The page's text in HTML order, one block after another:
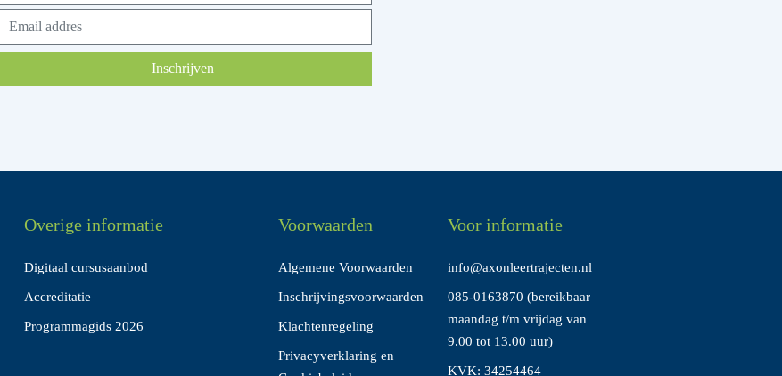
Inschrijven
Overige informatie
Digitaal cursusaanbod
Accreditatie
Programmagids 2026
Voorwaarden
Algemene Voorwaarden
Inschrijvingsvoorwaarden
Klachtenregeling
Privacyverklaring en
Voor informatie
info@axonleertrajecten.nl
085-0163870 (bereikbaar
maandag t/m vrijdag van
9.00 tot 13.00 uur)
KVK: 34254464